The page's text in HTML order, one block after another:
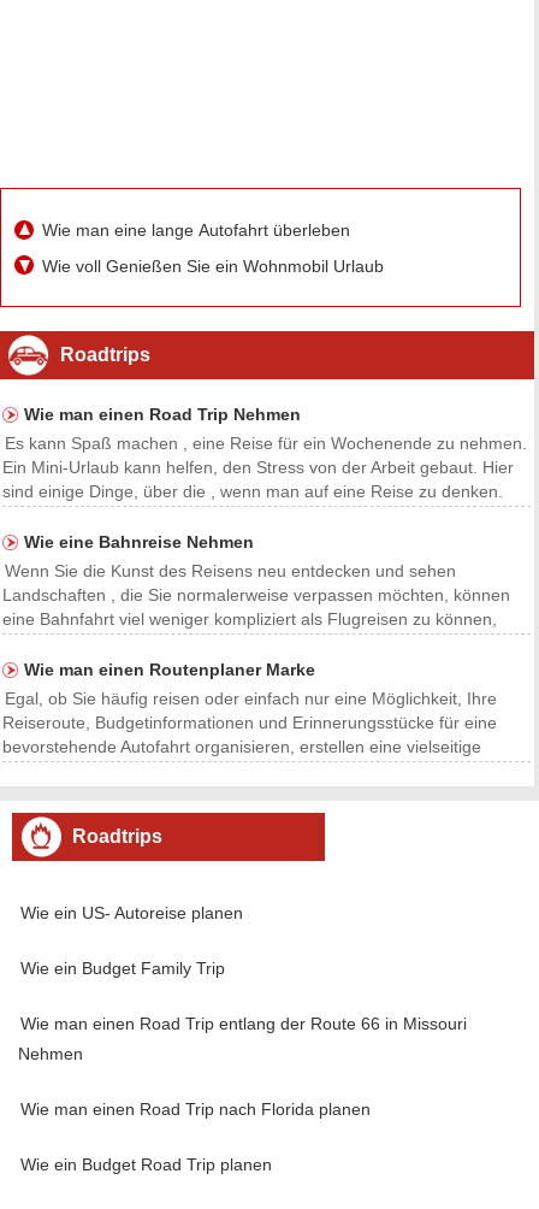
Wie man eine lange Autofahrt überleben
Wie voll Genießen Sie ein Wohnmobil Urlaub
Roadtrips
Wie man einen Road Trip Nehmen
Es kann Spaß machen , eine Reise für ein Wochenende zu nehmen.
Ein Mini-Urlaub kann helfen, den Stress von der Arbeit gebaut. Hier
sind einige Dinge, über die , wenn man auf eine Reise zu denken.
Snacks Decke und Kopfkissen (optional ) H
Wie eine Bahnreise Nehmen
Wenn Sie die Kunst des Reisens neu entdecken und sehen
Landschaften , die Sie normalerweise verpassen möchten, können
eine Bahnfahrt viel weniger kompliziert als Flugreisen zu können,
geräumiger Unterkünfte. Sie können sowohl luxuri
Wie man einen Routenplaner Marke
Egal, ob Sie häufig reisen oder einfach nur eine Möglichkeit, Ihre
Reiseroute, Budgetinformationen und Erinnerungsstücke für eine
bevorstehende Autofahrt organisieren, erstellen eine vielseitige
Roadtrips
Wie ein US- Autoreise planen
Wie ein Budget Family Trip
Wie man einen Road Trip entlang der Route 66 in Missouri
Nehmen
Wie man einen Road Trip nach Florida planen
Wie ein Budget Road Trip planen